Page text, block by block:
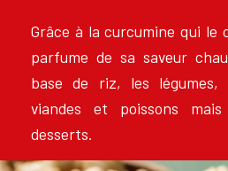
Grâce à la curcumine qui le
parfume de sa saveur
base de riz, les légumes,
viandes et poissons
desserts.